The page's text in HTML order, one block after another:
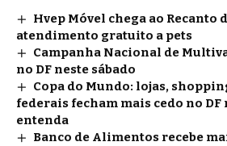
Hvep Móvel chega ao Recanto
atendimento gratuito a pets
Campanha Nacional de
no DF neste sábado
Copa do Mundo: lojas,
federais fecham mais cedo no
entenda
Banco de Alimentos recebe